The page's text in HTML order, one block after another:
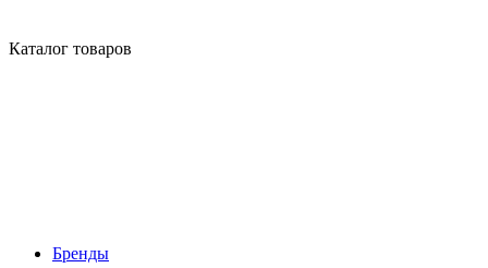
Каталог товаров
Бренды